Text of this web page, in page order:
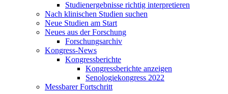
Studienergebnisse richtig interpretieren
Nach klinischen Studien suchen
Neue Studien am Start
Neues aus der Forschung
Forschungsarchiv
Kongress-News
Kongressberichte
Kongressberichte anzeigen
Senologiekongress 2022
Messbarer Fortschritt